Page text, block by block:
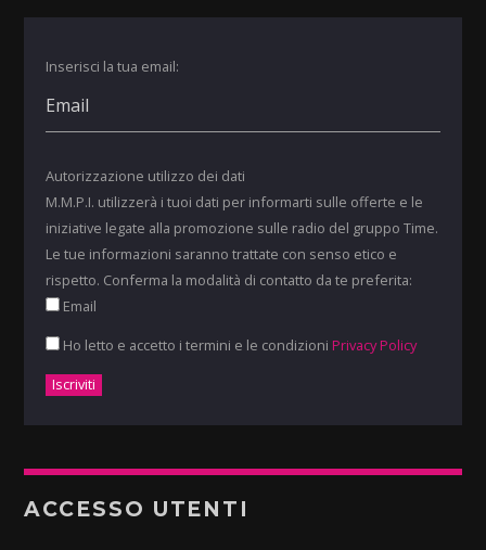
Inserisci la tua email:
Autorizzazione utilizzo dei dati
M.M.P.I. utilizzerà i tuoi dati per informarti sulle offerte e le
iniziative legate alla promozione sulle radio del gruppo Time.
Le tue informazioni saranno trattate con senso etico e
rispetto. Conferma la modalità di contatto da te preferita:
Email
Ho letto e accetto i termini e le condizioni Privacy Policy
ACCESSO UTENTI